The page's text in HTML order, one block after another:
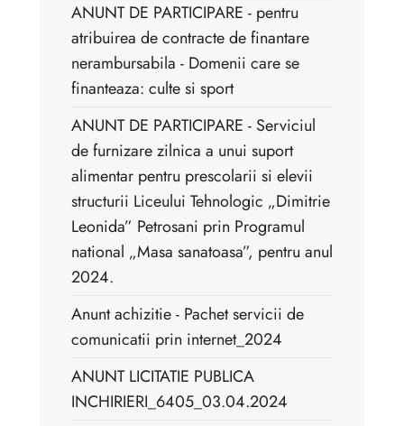
ANUNT DE PARTICIPARE - pentru
atribuirea de contracte de finantare
nerambursabila - Domenii care se
finanteaza: culte si sport
ANUNT DE PARTICIPARE - Serviciul
de furnizare zilnica a unui suport
alimentar pentru prescolarii si elevii
structurii Liceului Tehnologic „Dimitrie
Leonida” Petrosani prin Programul
national „Masa sanatoasa”, pentru anul
2024.
Anunt achizitie - Pachet servicii de
comunicatii prin internet_2024
ANUNT LICITATIE PUBLICA
INCHIRIERI_6405_03.04.2024